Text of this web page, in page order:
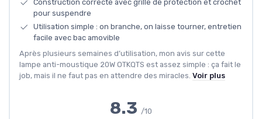
Construction correcte avec grille de protection et crochet
pour suspendre
Utilisation simple : on branche, on laisse tourner, entretien
facile avec bac amovible
Après plusieurs semaines d’utilisation, mon avis sur cette
lampe anti-moustique 20W OTKQTS est assez simple : ça fait le
job, mais il ne faut pas en attendre des miracles. Voir plus
8.3 /10